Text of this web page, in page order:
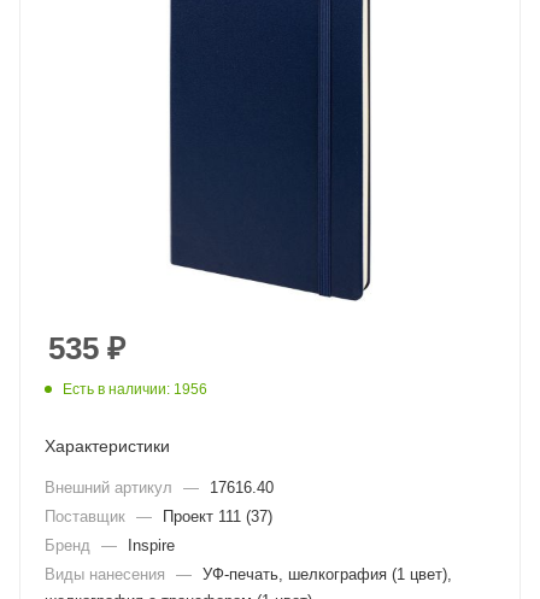
535 ₽
Есть в наличии: 1956
Характеристики
Внешний артикул —
17616.40
Поставщик —
Проект 111 (37)
Бренд
—
Inspire
Виды нанесения
— УФ-печать, шелкография (1 цвет),